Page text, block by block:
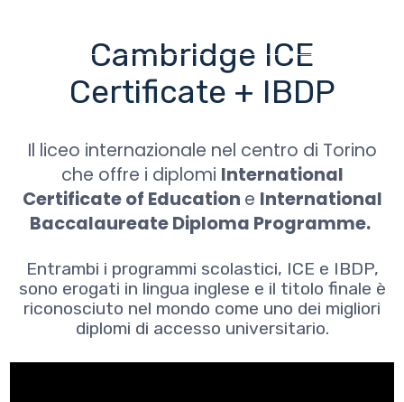
Cambridge ICE
Certificate + IBDP
Il liceo internazionale nel centro di Torino
che offre i diplomi International
Certificate of Education e International
Baccalaureate Diploma Programme.
Entrambi i programmi scolastici, ICE e IBDP,
sono erogati in lingua inglese e il titolo finale è
riconosciuto nel mondo come uno dei migliori
diplomi di accesso universitario.